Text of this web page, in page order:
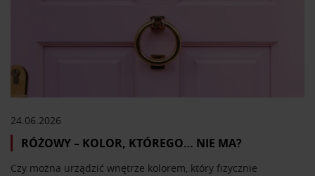
24.06.2026
RÓŻOWY – KOLOR, KTÓREGO… NIE MA?
Czy można urządzić wnętrze kolorem, który fizycznie